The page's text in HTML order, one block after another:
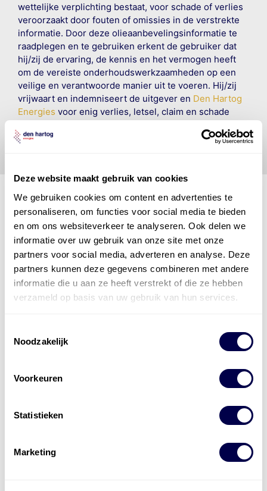
Deze website maakt gebruik van cookies
We gebruiken cookies om content en advertenties te
personaliseren, om functies voor social media te bieden
en om ons websiteverkeer te analyseren. Ook delen we
informatie over uw gebruik van onze site met onze
partners voor social media, adverteren en analyse. Deze
partners kunnen deze gegevens combineren met andere
informatie die u aan ze heeft verstrekt of die ze hebben
verzameld op basis van uw gebruik van hun services.
Noodzakelijk
Voorkeuren
Statistieken
Marketing
wettelijke verplichting bestaat, voor schade of verlies
veroorzaakt door fouten of omissies in de verstrekte
informatie. Door deze olieaanbevelingsinformatie te
raadplegen en te gebruiken erkent de gebruiker dat
hij/zij de ervaring, de kennis en het vermogen heeft
om de vereiste onderhoudswerkzaamheden op een
veilige en verantwoorde manier uit te voeren. Hij/zij
vrijwaart en indemniseert de uitgever en Den Hartog
Energies voor enig verlies, letsel, claim en schade
onjuist gebruik van de gepubliceerde gegevens.
Den Hartog Energies
bestaat uitvier divisies